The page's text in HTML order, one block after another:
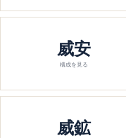
威安
構成を見る
威鉱